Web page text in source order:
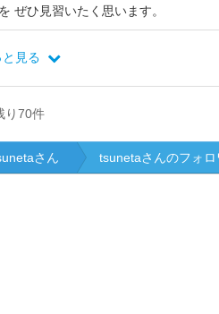
ぜひ見習いたく思います。
と見る
り70件
さん tsunetaさんのフォロ